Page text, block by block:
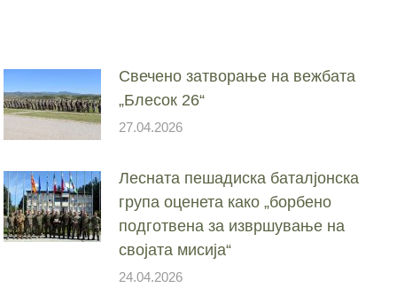
Свечено затворање на вежбата
„Блесок 26“
27.04.2026
Лесната пешадиска баталјонска
група оценета како „борбено
подготвена за извршување на
својата мисија“
24.04.2026